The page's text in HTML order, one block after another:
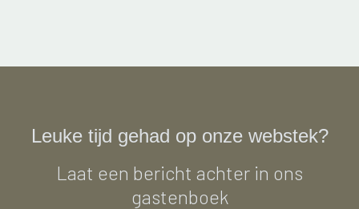
Leuke tijd gehad op onze webstek?
Laat een bericht achter in ons
gastenboek